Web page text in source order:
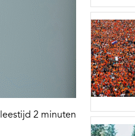
leestijd 2 minuten